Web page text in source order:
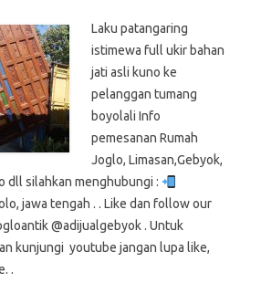
Laku patangaring
istimewa full ukir bahan
jati asli kuno ke
pelanggan tumang
boyolali Info
pemesanan Rumah
Joglo, Limasan,Gebyok,
dll silahkan menghubungi :
jawa tengah . . Like dan follow our
@adijualgebyok . Untuk
kunjungi youtube jangan lupa like,
.